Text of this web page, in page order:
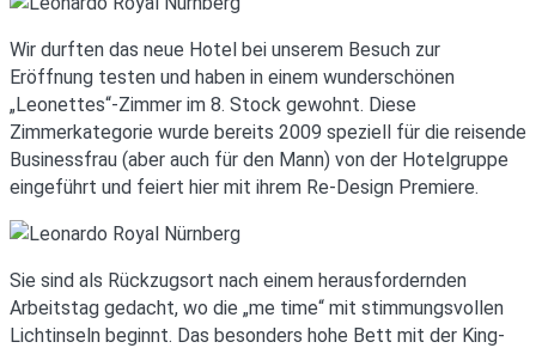
Wir durften das neue Hotel bei unserem Besuch zur
Eröffnung testen und haben in einem wunderschönen
„Leonettes“-Zimmer im 8. Stock gewohnt. Diese
Zimmerkategorie wurde bereits 2009 speziell für die reisende
Businessfrau (aber auch für den Mann) von der Hotelgruppe
eingeführt und feiert hier mit ihrem Re-Design Premiere.
Sie sind als Rückzugsort nach einem herausfordernden
Arbeitstag gedacht, wo die „me time“ mit stimmungsvollen
Lichtinseln beginnt. Das besonders hohe Bett mit der King-